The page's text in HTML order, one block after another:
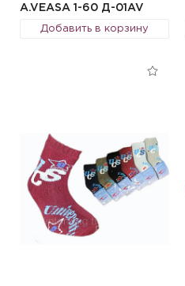
A.VEASA 1-60 Д-01AV
Добавить в корзину